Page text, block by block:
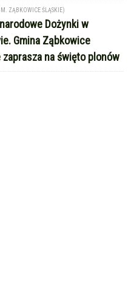
ZĄBKOWICE ŚLĄSKIE)
Dożynki w
Gmina Ząbkowice
zaprasza na święto plonów